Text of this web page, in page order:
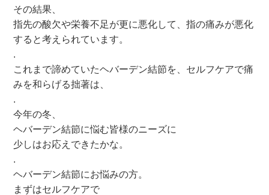
その結果、
指先の酸欠や栄養不足が更に悪化して、指の痛みが悪化
すると考えられています。
.
これまで諦めていたヘバーデン結節を、セルフケアで痛
みを和らげる拙著は、
.
今年の冬、
ヘバーデン結節に悩む皆様のニーズに
少しはお応えできたかな。
.
ヘバーデン結節にお悩みの方。
まずはセルフケアで